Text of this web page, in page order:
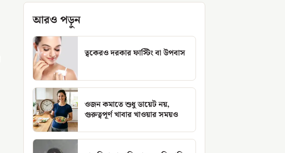
আরও পড়ুন
ত্বকেরও দরকার ফাস্টিং বা উপবাস
ওজন কমাতে শুধু ডায়েট নয়,
গুরুত্বপূর্ণ খাবার খাওয়ার সময়ও